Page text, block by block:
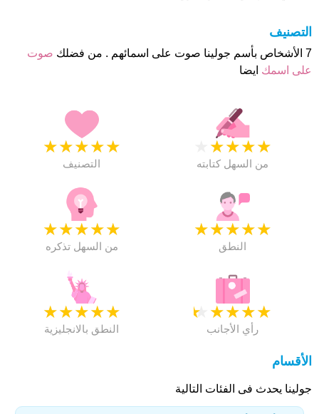
التصنيف
7 الأشخاص بأسم جولينا صوت على اسمائهم . من فضلك
صوت
على اسمك ايضا
★
★
★
★
★
التصنيف
★
★
★
★
من السهل كتابته
★
★
★
★
★
من السهل تذكره
★
★
★
★
★
النطق
★
★
★
★
★
النطق بالانجليزية
★
★
★
★
★
رأي الأجانب
الأقسام
جولينا يحدث فى الفئات التالية